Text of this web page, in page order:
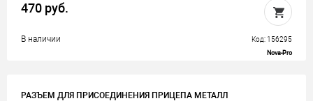
470 руб.
В наличии Код: 156295
Nova-Pro
РАЗЪЕМ ДЛЯ ПРИСОЕДИНЕНИЯ ПРИЦЕПА МЕТАЛЛ